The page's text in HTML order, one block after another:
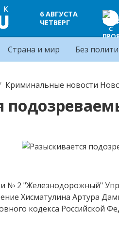
6 АВГУСТА
ЧЕТВЕРГ
Страна и мир Без
Криминальные новости
№ 2 "Железнодорожный"
Хисматулина Артура
кодекса Российской